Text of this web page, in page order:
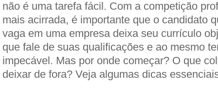
não é uma tarefa fácil. Com a competição
mais acirrada, é importante que o candidato
vaga em uma empresa deixa seu currículo
que fale de suas qualificações e ao mesmo
impecável. Mas por onde começar? O que
deixar de fora? Veja algumas dicas